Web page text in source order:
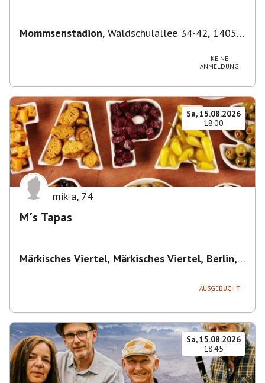
Mommsenstadion, Waldschulallee 34-42, 14055
KEINE
ANMELDUNG
Sa, 15.08.2026
18:00
mik-a, 74
M´s Tapas
Märkisches Viertel, Märkisches Viertel, Berlin,
AUSGEBUCHT
Sa, 15.08.2026
18:45